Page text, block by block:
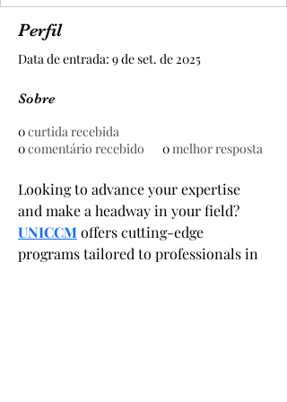
Perfil
Data de entrada: 9 de set. de 2025
Sobre
0curtida recebida
0comentário recebido 0melhor resposta
Looking to advance your expertise
and make a headway in your field?
UNICCM offers cutting-edge
programs tailored to professionals in